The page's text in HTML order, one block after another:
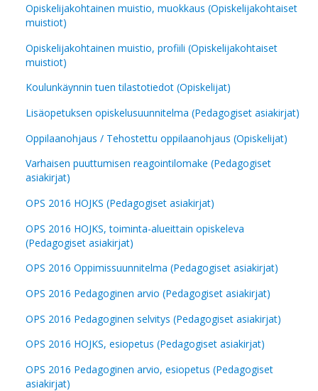
Opiskelijakohtainen muistio, muokkaus (Opiskelijakohtaiset
muistiot)
Opiskelijakohtainen muistio, profiili (Opiskelijakohtaiset
muistiot)
Koulunkäynnin tuen tilastotiedot (Opiskelijat)
Lisäopetuksen opiskelusuunnitelma (Pedagogiset asiakirjat)
Oppilaanohjaus / Tehostettu oppilaanohjaus (Opiskelijat)
Varhaisen puuttumisen reagointilomake (Pedagogiset
asiakirjat)
OPS 2016 HOJKS (Pedagogiset asiakirjat)
OPS 2016 HOJKS, toiminta-alueittain opiskeleva
(Pedagogiset asiakirjat)
OPS 2016 Oppimissuunnitelma (Pedagogiset asiakirjat)
OPS 2016 Pedagoginen arvio (Pedagogiset asiakirjat)
OPS 2016 Pedagoginen selvitys (Pedagogiset asiakirjat)
OPS 2016 HOJKS, esiopetus (Pedagogiset asiakirjat)
OPS 2016 Pedagoginen arvio, esiopetus (Pedagogiset
asiakirjat)